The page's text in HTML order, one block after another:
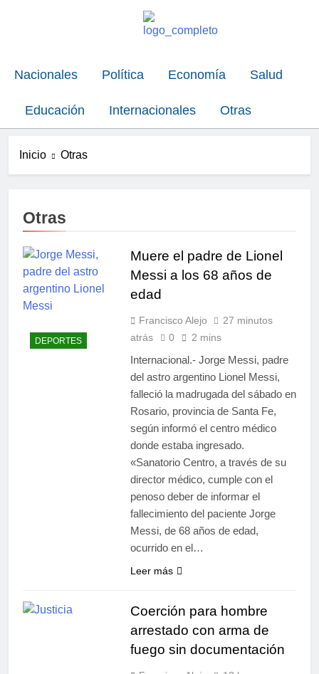
Nacionales Política Economía Salud
Educación Internacionales Otras
Inicio Otras
Otras
DEPORTES
Muere el padre de Lionel
Messi a los 68 años de
edad
Francisco Alejo
27 minutos
atrás
0 2 mins
Internacional.- Jorge Messi, padre
del astro argentino Lionel Messi,
falleció la madrugada del sábado en
Rosario, provincia de Santa Fe,
según informó el centro médico
donde estaba ingresado.
«Sanatorio Centro, a través de su
director médico, cumple con el
penoso deber de informar el
fallecimiento del paciente Jorge
Messi, de 68 años de edad,
ocurrido en el…
Leer más
Coerción para hombre
arrestado con arma de
fuego sin documentación